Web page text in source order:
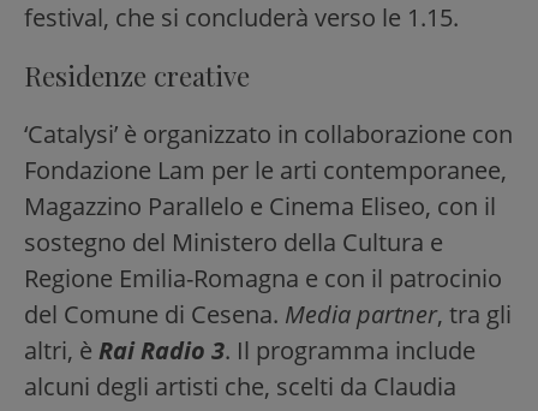
festival, che si concluderà verso le 1.15.
Residenze creative
‘Catalysi’ è organizzato in collaborazione con
Fondazione Lam per le arti contemporanee,
Magazzino Parallelo e Cinema Eliseo, con il
sostegno del Ministero della Cultura e
Regione Emilia-Romagna e con il patrocinio
del Comune di Cesena. Media partner, tra gli
altri, è Rai Radio 3. Il programma include
alcuni degli artisti che, scelti da Claudia